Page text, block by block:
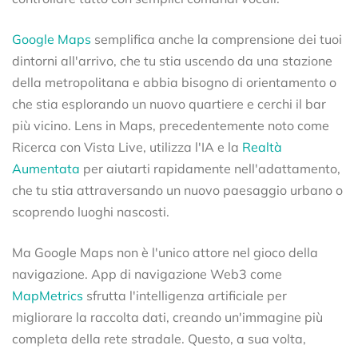
Google Maps semplifica anche la comprensione dei tuoi
dintorni all'arrivo, che tu stia uscendo da una stazione
della metropolitana e abbia bisogno di orientamento o
che stia esplorando un nuovo quartiere e cerchi il bar
più vicino. Lens in Maps, precedentemente noto come
Ricerca con Vista Live, utilizza l'IA e la Realtà
Aumentata per aiutarti rapidamente nell'adattamento,
che tu stia attraversando un nuovo paesaggio urbano o
scoprendo luoghi nascosti.
Ma Google Maps non è l'unico attore nel gioco della
navigazione. App di navigazione Web3 come
MapMetrics sfrutta l'intelligenza artificiale per
migliorare la raccolta dati, creando un'immagine più
completa della rete stradale. Questo, a sua volta,